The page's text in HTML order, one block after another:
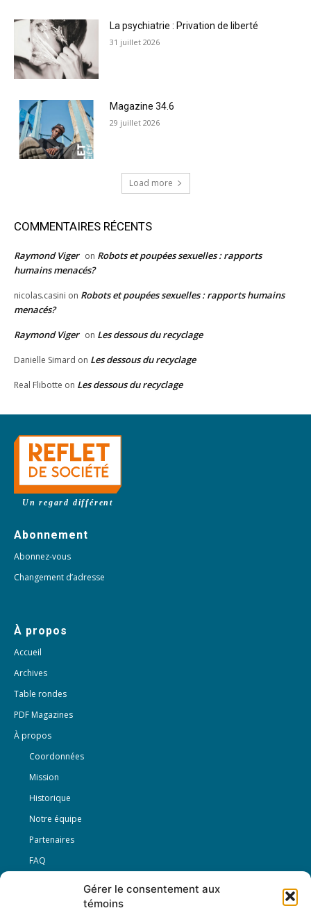
Gérer le consentement aux
témoins
La psychiatrie : Privation de liberté
31 juillet 2026
Magazine 34.6
29 juillet 2026
Load more
COMMENTAIRES RÉCENTS
Raymond Viger on Robots et poupées sexuelles : rapports
humains menacés?
nicolas.casini on Robots et poupées sexuelles : rapports humains
menacés?
Raymond Viger on Les dessous du recyclage
Danielle Simard on Les dessous du recyclage
Real Flibotte on Les dessous du recyclage
Un regard différent
Abonnement
Abonnez-vous
Changement d’adresse
À propos
Accueil
Archives
Table rondes
PDF Magazines
À propos
Coordonnées
Mission
Historique
Notre équipe
Partenaires
FAQ